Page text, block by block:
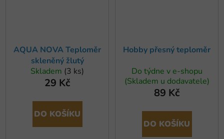
AQUA NOVA Teploměr
skleněný žlutý
Skladem (3 ks)
29 Kč
DO KOŠÍKU
Hobby přesný teploměr
Do týdne v e-shopu
(Skladem u dodavatele)
89 Kč
DO KOŠÍKU